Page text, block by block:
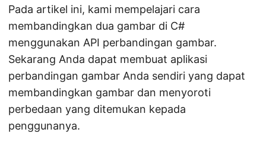
Pada artikel ini, kami mempelajari cara
membandingkan dua gambar di C#
menggunakan API perbandingan gambar.
Sekarang Anda dapat membuat aplikasi
perbandingan gambar Anda sendiri yang dapat
membandingkan gambar dan menyoroti
perbedaan yang ditemukan kepada
penggunanya.